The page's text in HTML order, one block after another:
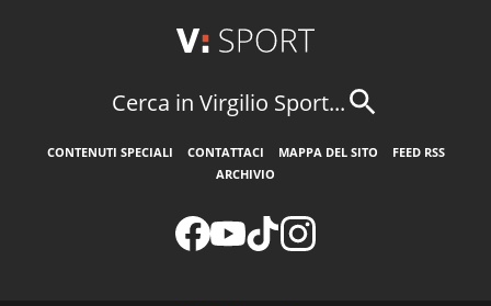
Cerca in Virgilio Sport...
CONTENUTI SPECIALI CONTATTACI MAPPA DEL SITO
FEED RSS
ARCHIVIO